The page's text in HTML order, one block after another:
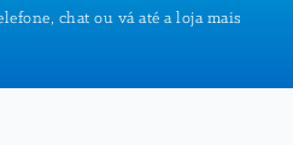
chat ou vá até a loja mais